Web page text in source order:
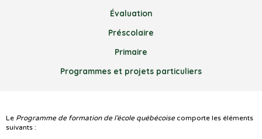
Évaluation
Préscolaire
Primaire
Programmes et projets particuliers
Le Programme de formation de l’école québécoise comporte les éléments
suivants :